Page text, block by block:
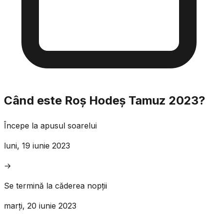
Când este Roș Hodeș Tamuz 2023?
Începe la apusul soarelui
luni, 19 iunie 2023
→
Se termină la căderea nopții
marți, 20 iunie 2023